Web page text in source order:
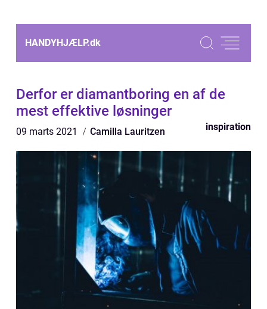
HANDYHJÆLP.dk
Derfor er diamantboring en af de
mest effektive løsninger
09 marts 2021 Camilla Lauritzen inspiration